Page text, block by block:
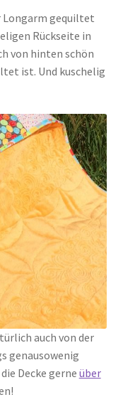
Longarm gequiltet
Rückseite in
von hinten schön
ist. Und kuschelig
auch von der
genausowenig
Decke gerne über